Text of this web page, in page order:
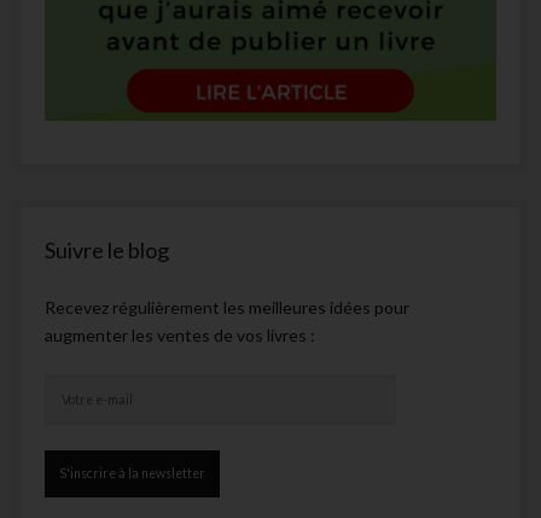
Suivre le blog
Recevez régulièrement les meilleures idées pour
augmenter les ventes de vos livres :